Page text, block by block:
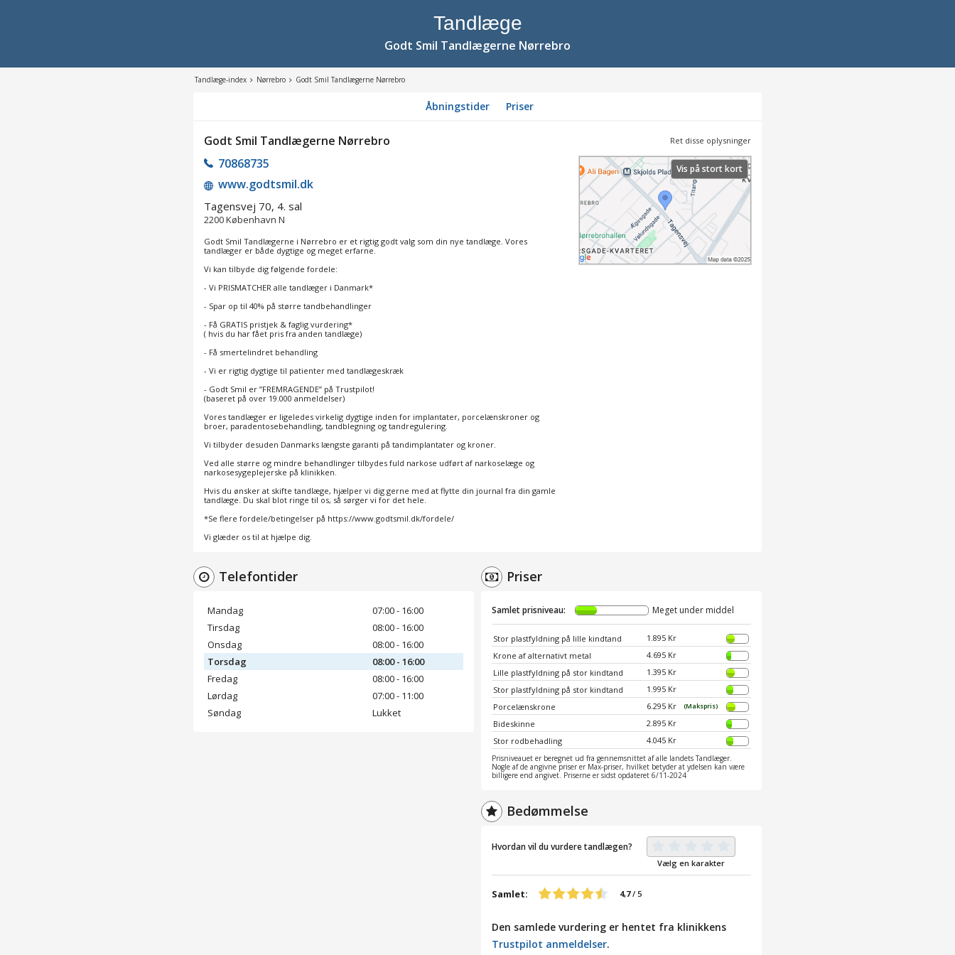
Tandlæge
Godt Smil Tandlægerne Nørrebro
Tandlæge-index Nørrebro Godt Smil Tandlægerne Nørrebro
Åbningstider Priser
Godt Smil Tandlægerne Nørrebro
70868735
www.godtsmil.dk
Tagensvej 70, 4. sal
2200København N
Godt Smil Tandlægerne i Nørrebro er et rigtig godt valg som din nye tandlæge. Vores
tandlæger er både dygtige og meget erfarne.
Vi kan tilbyde dig følgende fordele:
- Vi PRISMATCHER alle tandlæger i Danmark*
- Spar op til 40% på større tandbehandlinger
- Få GRATIS pristjek & faglig vurdering*
( hvis du har fået pris fra anden tandlæge)
- Få smertelindret behandling
- Vi er rigtig dygtige til patienter med tandlægeskræk
- Godt Smil er ”FREMRAGENDE” på Trustpilot!
(baseret på over 19.000 anmeldelser)
Vores tandlæger er ligeledes virkelig dygtige inden for implantater, porcelænskroner og
broer, paradentosebehandling, tandblegning og tandregulering.
Vi tilbyder desuden Danmarks længste garanti på tandimplantater og kroner.
Ved alle større og mindre behandlinger tilbydes fuld narkose udført af narkoselæge og
narkosesygeplejerske på klinikken.
Hvis du ønsker at skifte tandlæge, hjælper vi dig gerne med at flytte din journal fra din gamle
tandlæge. Du skal blot ringe til os, så sørger vi for det hele.
*Se flere fordele/betingelser på https://www.godtsmil.dk/fordele/
Vi glæder os til at hjælpe dig.
Ret disse oplysninger
Vis på stort kort
Telefontider
Mandag
07:00 - 16:00
Tirsdag
08:00 - 16:00
Onsdag
08:00 - 16:00
Torsdag
08:00 - 16:00
Fredag
08:00 - 16:00
Lørdag
07:00 - 11:00
Søndag
Lukket
Priser
Samlet prisniveau: Meget under middel
Stor plastfyldning på lille kindtand
1.895 Kr
Krone af alternativt metal
4.695 Kr
Lille plastfyldning på stor kindtand
1.395 Kr
Stor plastfyldning på stor kindtand
1.995 Kr
Porcelænskrone
6.295 Kr (Makspris)
Bideskinne
2.895 Kr
Stor rodbehadling
4.045 Kr
Prisniveauet er beregnet ud fra gennemsnittet af alle landets Tandlæger.
Nogle af de angivne priser er Max-priser, hvilket betyder at ydelsen kan være
billigere end angivet. Priserne er sidst opdateret 6/11-2024
Bedømmelse
Hvordan vil du vurdere tandlægen?
Vælg en karakter
Samlet: 4,7/ 5
Den samlede vurdering er hentet fra klinikkens
Trustpilot anmeldelser.